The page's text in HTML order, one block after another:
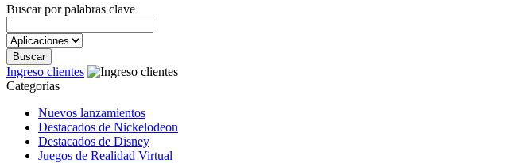
Buscar por palabras clave
Ingreso clientes
Categorías
Nuevos lanzamientos
Destacados de Nickelodeon
Destacados de Disney
Juegos de Realidad Virtual